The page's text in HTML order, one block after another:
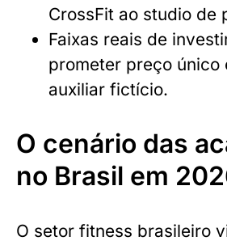
CrossFit ao studio de
Faixas reais de
prometer preço único
auxiliar fictício.
O cenário das
no Brasil em
O setor fitness brasileiro